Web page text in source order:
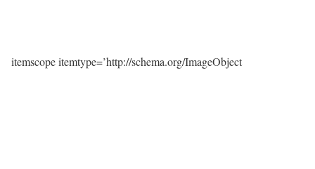
itemscope itemtype=’http://schema.org/ImageObject